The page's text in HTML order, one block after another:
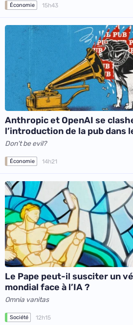
Économie 15h43
Anthropic et OpenAI se
l’introduction de la pub dans
Don't be evil?
Économie 14h21
Le Pape peut-il susciter un
mondial face à l’IA ?
Omnia vanitas
Société 12h15